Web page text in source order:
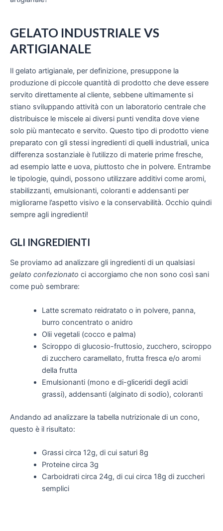
GELATO INDUSTRIALE VS
ARTIGIANALE
Il gelato artigianale, per definizione, presuppone la
produzione di piccole quantità di prodotto che deve essere
servito direttamente al cliente, sebbene ultimamente si
stiano sviluppando attività con un laboratorio centrale che
distribuisce le miscele ai diversi punti vendita dove viene
solo più mantecato e servito. Questo tipo di prodotto viene
preparato con gli stessi ingredienti di quelli industriali, unica
differenza sostanziale è l’utilizzo di materie prime fresche,
ad esempio latte e uova, piuttosto che in polvere. Entrambe
le tipologie, quindi, possono utilizzare additivi come aromi,
stabilizzanti, emulsionanti, coloranti e addensanti per
migliorarne l’aspetto visivo e la conservabilità. Occhio quindi
sempre agli ingredienti!
GLI INGREDIENTI
Se proviamo ad analizzare gli ingredienti di un qualsiasi
gelato confezionato ci accorgiamo che non sono così sani
come può sembrare:
Latte scremato reidratato o in polvere, panna,
burro concentrato o anidro
Olii vegetali (cocco e palma)
Sciroppo di glucosio-fruttosio, zucchero, sciroppo
di zucchero caramellato, frutta fresca e/o aromi
della frutta
Emulsionanti (mono e di-gliceridi degli acidi
grassi), addensanti (alginato di sodio), coloranti
Andando ad analizzare la tabella nutrizionale di un cono,
questo è il risultato:
Grassi circa 12g, di cui saturi 8g
Proteine circa 3g
Carboidrati circa 24g, di cui circa 18g di zuccheri
semplici